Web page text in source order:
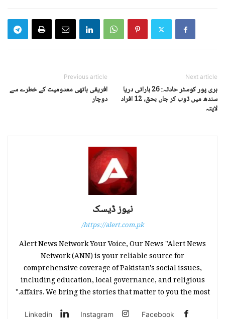
Previous article
افریقی ہاتھی معدومیت کے خطرے سے
دوچار
Next article
ہری پور کوسٹر حادثہ: 26 باراتی دریا
سندھ میں ڈوب کر جاں بحق، 12 افراد
لاپتہ
نیوز ڈیسک
https://alert.com.pk/
Alert News Network Your Voice, Our News "Alert News
Network (ANN) is your reliable source for
comprehensive coverage of Pakistan's social issues,
including education, local governance, and religious
affairs. We bring the stories that matter to you the most."
Facebook
Instagram
Linkedin